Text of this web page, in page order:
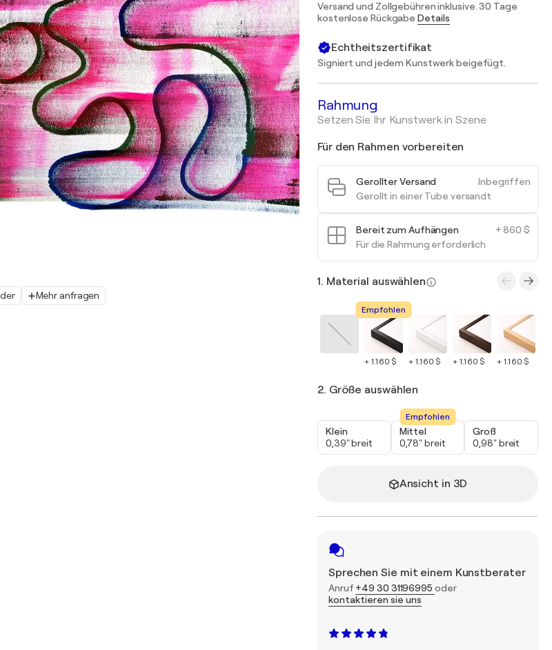
Mehr anfragen
Versand und Zollgebühren inklusive. 30 Tage
kostenlose Rückgabe Details
Echtheitszertifikat
Signiert und jedem Kunstwerk beigefügt.
Rahmung
Setzen Sie Ihr Kunstwerk in Szene
Für den Rahmen vorbereiten
Inbegriffen
Gerollter Versand
Gerollt in einer Tube versandt
+ 860 $
Bereit zum Aufhängen
Für die Rahmung erforderlich
1. Material auswählen
Empfohlen
+ 1.160 $ + 1.160 $ + 1.160 $ + 1.160 $
2. Größe auswählen
Klein
0,39" breit
Empfohlen
Mittel
0,78" breit
Groß
0,98" breit
Ansicht in 3D
Sprechen Sie mit einem Kunstberater
Anruf +49 30 31196995 oder
kontaktieren sie uns